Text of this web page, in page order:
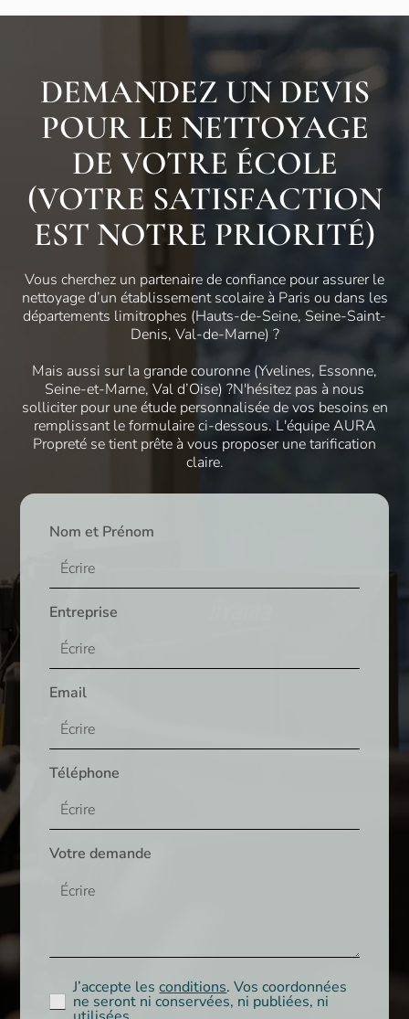
DEMANDEZ UN DEVIS
POUR LE NETTOYAGE
DE VOTRE ÉCOLE
(VOTRE SATISFACTION
EST NOTRE PRIORITÉ)
Vous cherchez un partenaire de confiance pour assurer le
nettoyage d’un établissement scolaire à Paris ou dans les
départements limitrophes (Hauts-de-Seine, Seine-Saint-
Denis, Val-de-Marne) ?
Mais aussi sur la grande couronne (Yvelines, Essonne,
Seine-et-Marne, Val d’Oise) ?N'hésitez pas à nous
solliciter pour une étude personnalisée de vos besoins en
remplissant le formulaire ci-dessous. L'équipe AURA
Propreté se tient prête à vous proposer une tarification
claire.
Nom et Prénom
Entreprise
Email
Téléphone
Votre demande
J’accepte lesconditions. Vos coordonnées
ne seront ni conservées, ni publiées, ni